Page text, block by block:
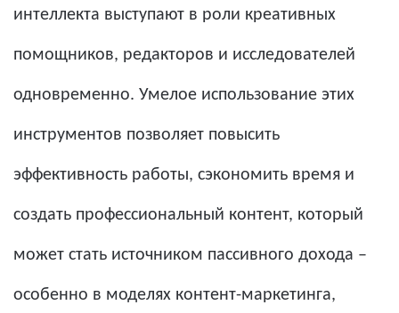
интеллекта выступают в роли креативных
помощников, редакторов и исследователей
одновременно. Умелое использование этих
инструментов позволяет повысить
эффективность работы, сэкономить время и
создать профессиональный контент, который
может стать источником пассивного дохода –
особенно в моделях контент-маркетинга,